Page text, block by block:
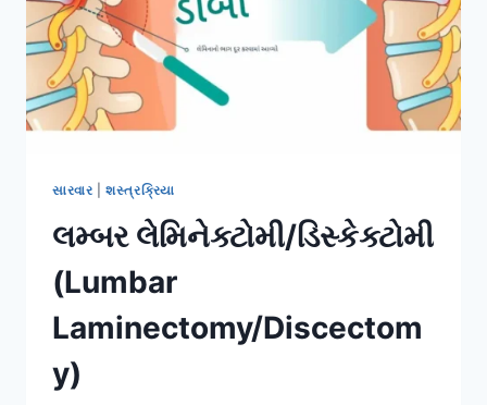
સારવાર |શસ્ત્રક્રિયા
લમ્બર લેમિનેક્ટોમી/ડિસ્કેક્ટોમી
(Lumbar
Laminectomy/Discectom
y)